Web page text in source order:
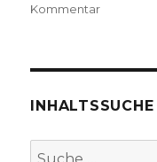
Kommentarzu
Rezension
Konrad
INHALTSSUCHE
Suche